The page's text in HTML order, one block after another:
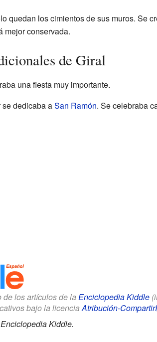
quedan los cimientos de sus muros. Se
mejor conservada.
de Giral
una fiesta muy importante.
se dedicaba aSan Ramón. Se celebraba
de los artículos de la Enciclopedia Kiddle
bajo la licenciaAtribución-
Enciclopedia Kiddle.